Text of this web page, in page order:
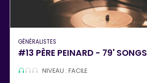
GÉNÉRALISTES
#13 PÈRE PEINARD - 79' SONGS
NIVEAU : FACILE